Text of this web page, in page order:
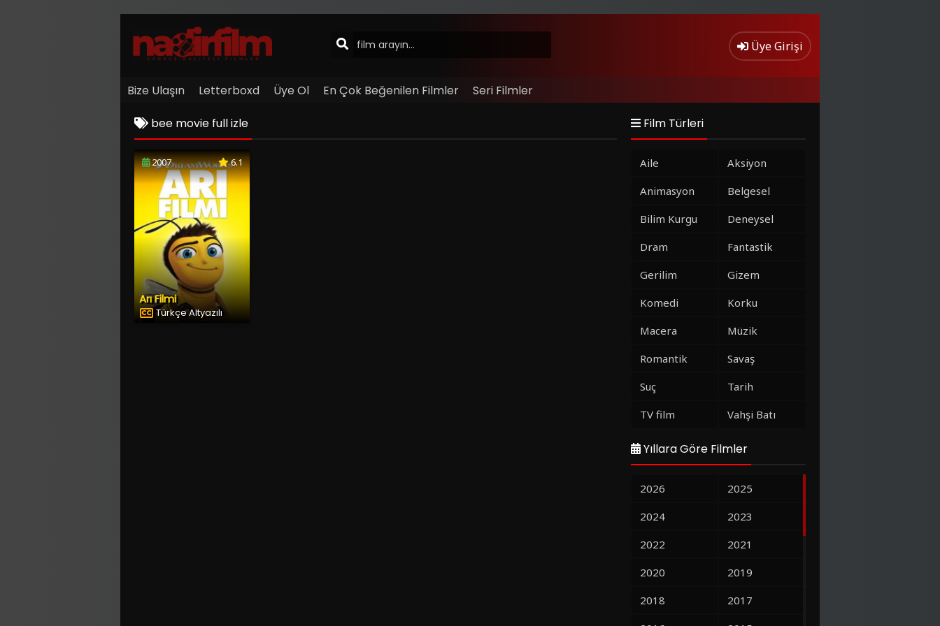
Üye Girişi
Bize Ulaşın Letterboxd Üye Ol En Çok Beğenilen Filmler Seri Filmler
bee movie full izle
2007 6.1
Arı Filmi
Türkçe Altyazılı
Film Türleri
Aile
Aksiyon
Animasyon
Belgesel
Bilim Kurgu
Deneysel
Dram
Fantastik
Gerilim
Gizem
Komedi
Korku
Macera
Müzik
Romantik
Savaş
Suç
Tarih
TV film
Vahşi Batı
Yıllara Göre Filmler
2026
2025
2024
2023
2022
2021
2020
2019
2018
2017